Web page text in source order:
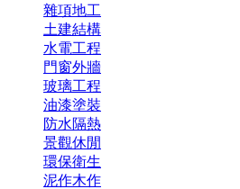
雜項地工
土建結構
水電工程
門窗外牆
玻璃工程
油漆塗裝
防水隔熱
景觀休閒
環保衛生
泥作木作